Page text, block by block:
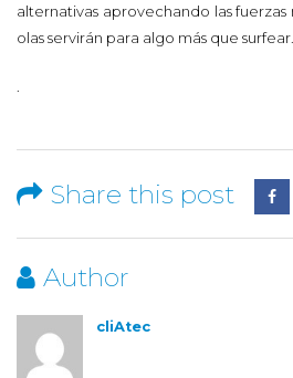
alternativas aprovechando las fuerzas
olas servirán para algo más que surfear.
Share this post
Author
cliAtec